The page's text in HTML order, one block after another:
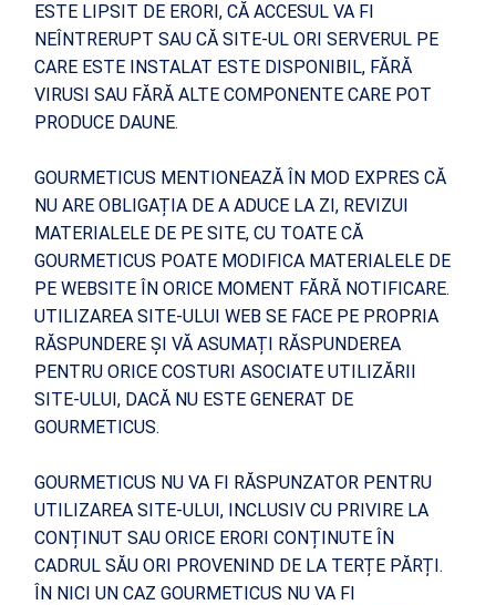
ESTE LIPSIT DE ERORI, CĂ ACCESUL VA FI
NEÎNTRERUPT SAU CĂ SITE-UL ORI SERVERUL PE
CARE ESTE INSTALAT ESTE DISPONIBIL, FĂRĂ
VIRUSI SAU FĂRĂ ALTE COMPONENTE CARE POT
PRODUCE DAUNE.
GOURMETICUS MENTIONEAZĂ ÎN MOD EXPRES CĂ
NU ARE OBLIGAȚIA DE A ADUCE LA ZI, REVIZUI
MATERIALELE DE PE SITE, CU TOATE CĂ
GOURMETICUS POATE MODIFICA MATERIALELE DE
PE WEBSITE ÎN ORICE MOMENT FĂRĂ NOTIFICARE.
UTILIZAREA SITE-ULUI WEB SE FACE PE PROPRIA
RĂSPUNDERE ȘI VĂ ASUMAȚI RĂSPUNDEREA
PENTRU ORICE COSTURI ASOCIATE UTILIZĂRII
SITE-ULUI, DACĂ NU ESTE GENERAT DE
GOURMETICUS.
GOURMETICUS NU VA FI RĂSPUNZATOR PENTRU
UTILIZAREA SITE-ULUI, INCLUSIV CU PRIVIRE LA
CONȚINUT SAU ORICE ERORI CONȚINUTE ÎN
CADRUL SĂU ORI PROVENIND DE LA TERȚE PĂRȚI.
ÎN NICI UN CAZ GOURMETICUS NU VA FI